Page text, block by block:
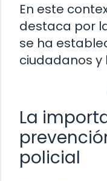
En este
destaca por
se ha
ciudadanos y
La
policial